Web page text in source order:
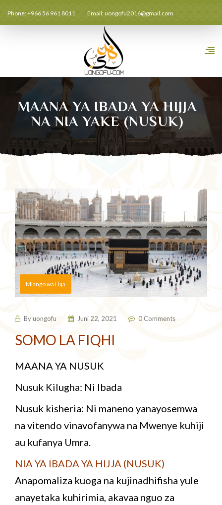
Phone: +966 56 961 8011 Email:uongofu2016@gmail.com
MAANA YA IBADA YA HIJJA
NA NIA YAKE (NUSUK)
Mlango wa Hija
Byuongofu Juni 22, 2021 0 Comments
SOMO LA FIQHI
MAANA YA NUSUK
Nusuk Kilugha: Ni Ibada
Nusuk kisheria: Ni maneno yanayosemwa
na vitendo vinavofanywa na Mwenye kuhiji
au kufanya Umra.
NIA YA IBADA YA HIJJA (NUSUK)
Anapomaliza kuoga na kujinadhifisha yule
anayetaka kuhirimia, akavaa nguo za